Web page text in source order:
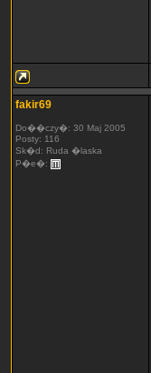
fakir69
Do��czy�: 30 Maj 2005
Posty: 116
Sk�d: Ruda �laska
P�e�: